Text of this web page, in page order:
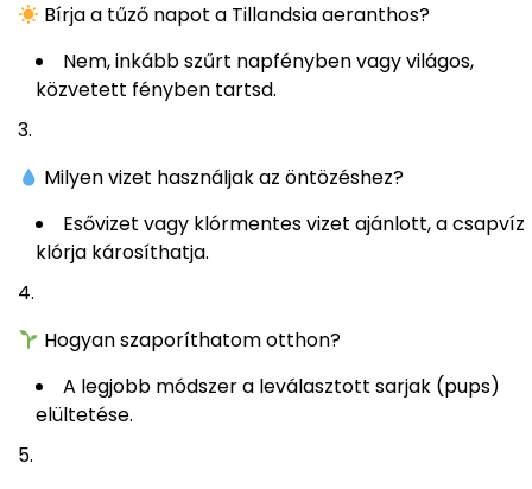
Bírja a tűző napot a Tillandsia aeranthos?
Nem, inkább szűrt napfényben vagy világos,
közvetett fényben tartsd.
Milyen vizet használjak az öntözéshez?
Esővizet vagy klórmentes vizet ajánlott, a csapvíz
klórja károsíthatja.
Hogyan szaporíthatom otthon?
A legjobb módszer a leválasztott sarjak (pups)
elültetése.